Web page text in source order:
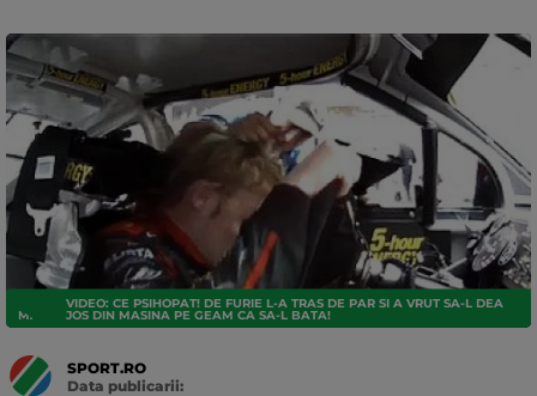
MASINI
VIDEO: CE PSIHOPAT! DE FURIE L-A TRAS DE PAR SI A VRUT SA-L DEA
JOS DIN MASINA PE GEAM CA SA-L BATA!
SPORT.RO
Data publicarii: